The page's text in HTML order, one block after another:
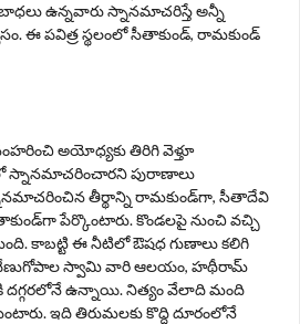
ఉన్నవారు స్నానమాచరిస్తే అన్నీ
ఈ పవిత్ర స్థలంలో సీతాకుండ్‌, రామకుండ్‌
అయోధ్యకు తిరిగి వెళ్తూ
స్నానమాచరించారని పురాణాలు
తీర్థాన్ని రామకుండ్‌గా, సీతాదేవి
పేర్కొంటారు. కొండలపై నుంచి వచ్చి
కాబట్టి ఈ నీటిలో ఔషధ గుణాలు కలిగి
వేణుగోపాల స్వామి వారి ఆలయం, హథీరామ్‌
ఉన్నాయి. నిత్యం వేలాది మంది
ఇది తిరుమలకు కొద్ది దూరంలోనే